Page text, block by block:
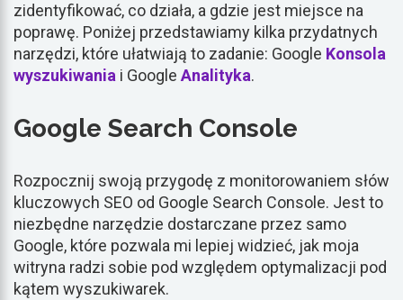
zidentyfikować, co działa, a gdzie jest miejsce na
poprawę. Poniżej przedstawiamy kilka przydatnych
narzędzi, które ułatwiają to zadanie: Google Konsola
wyszukiwania i Google Analityka.
Google Search Console
Rozpocznij swoją przygodę z monitorowaniem słów
kluczowych SEO od Google Search Console. Jest to
niezbędne narzędzie dostarczane przez samo
Google, które pozwala mi lepiej widzieć, jak moja
witryna radzi sobie pod względem optymalizacji pod
kątem wyszukiwarek.